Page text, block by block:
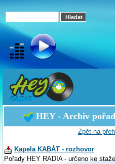
HEY - Archiv
Zpět na
Kapela KABÁT - rozhovor
Pořady HEY RADIA - určeno ke